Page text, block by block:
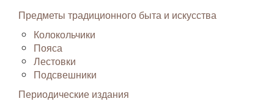
Предметы традиционного быта и искусства
Колокольчики
Пояса
Лестовки
Подсвешники
Периодические издания